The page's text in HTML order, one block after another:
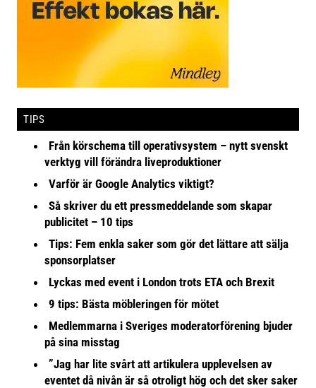
TIPS
Från körschema till operativsystem – nytt svenskt
verktyg vill förändra liveproduktioner
Varför är Google Analytics viktigt?
Så skriver du ett pressmeddelande som skapar
publicitet – 10 tips
Tips: Fem enkla saker som gör det lättare att sälja
sponsorplatser
Lyckas med event i London trots ETA och Brexit
9 tips: Bästa möbleringen för mötet
Medlemmarna i Sveriges moderatorförening bjuder
på sina misstag
”Jag har lite svårt att artikulera upplevelsen av
eventet då nivån är så otroligt hög och det sker saker